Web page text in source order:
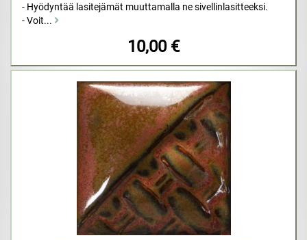
- Hyödyntää lasitejämät muuttamalla ne sivellinlasitteeksi.
- Voit...
10,00 €